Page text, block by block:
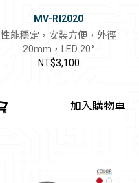
MV-RI2020
性能穩定，安裝方便，外徑
20mm，LED 20°
NT$3,100
加入購物車